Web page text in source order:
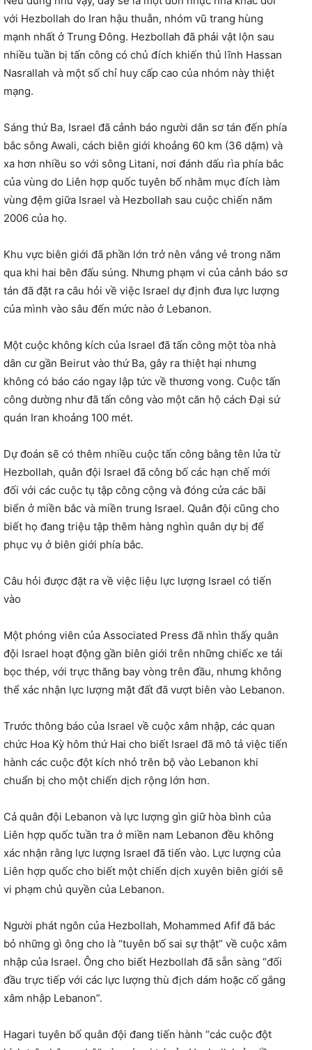
với Hezbollah do Iran hậu thuẫn, nhóm vũ trang hùng
mạnh nhất ở Trung Đông. Hezbollah đã phải vật lộn sau
nhiều tuần bị tấn công có chủ đích khiến thủ lĩnh Hassan
Nasrallah và một số chỉ huy cấp cao của nhóm này thiệt
mạng.
Sáng thứ Ba, Israel đã cảnh báo người dân sơ tán đến phía
bắc sông Awali, cách biên giới khoảng 60 km (36 dặm) và
xa hơn nhiều so với sông Litani, nơi đánh dấu rìa phía bắc
của vùng do Liên hợp quốc tuyên bố nhằm mục đích làm
vùng đệm giữa Israel và Hezbollah sau cuộc chiến năm
2006 của họ.
Khu vực biên giới đã phần lớn trở nên vắng vẻ trong năm
qua khi hai bên đấu súng. Nhưng phạm vi của cảnh báo sơ
tán đã đặt ra câu hỏi về việc Israel dự định đưa lực lượng
của mình vào sâu đến mức nào ở Lebanon.
Một cuộc không kích của Israel đã tấn công một tòa nhà
dân cư gần Beirut vào thứ Ba, gây ra thiệt hại nhưng
không có báo cáo ngay lập tức về thương vong. Cuộc tấn
công dường như đã tấn công vào một căn hộ cách Đại sứ
quán Iran khoảng 100 mét.
Dự đoán sẽ có thêm nhiều cuộc tấn công bằng tên lửa từ
Hezbollah, quân đội Israel đã công bố các hạn chế mới
đối với các cuộc tụ tập công cộng và đóng cửa các bãi
biển ở miền bắc và miền trung Israel. Quân đội cũng cho
biết họ đang triệu tập thêm hàng nghìn quân dự bị để
phục vụ ở biên giới phía bắc.
Câu hỏi được đặt ra về việc liệu lực lượng Israel có tiến
vào
Một phóng viên của Associated Press đã nhìn thấy quân
đội Israel hoạt động gần biên giới trên những chiếc xe tải
bọc thép, với trực thăng bay vòng trên đầu, nhưng không
thể xác nhận lực lượng mặt đất đã vượt biên vào Lebanon.
Trước thông báo của Israel về cuộc xâm nhập, các quan
chức Hoa Kỳ hôm thứ Hai cho biết Israel đã mô tả việc tiến
hành các cuộc đột kích nhỏ trên bộ vào Lebanon khi
chuẩn bị cho một chiến dịch rộng lớn hơn.
Cả quân đội Lebanon và lực lượng gìn giữ hòa bình của
Liên hợp quốc tuần tra ở miền nam Lebanon đều không
xác nhận rằng lực lượng Israel đã tiến vào. Lực lượng của
Liên hợp quốc cho biết một chiến dịch xuyên biên giới sẽ
vi phạm chủ quyền của Lebanon.
Người phát ngôn của Hezbollah, Mohammed Afif đã bác
bỏ những gì ông cho là “tuyên bố sai sự thật” về cuộc xâm
nhập của Israel. Ông cho biết Hezbollah đã sẵn sàng “đối
đầu trực tiếp với các lực lượng thù địch dám hoặc cố gắng
xâm nhập Lebanon”.
Hagari tuyên bố quân đội đang tiến hành “các cuộc đột